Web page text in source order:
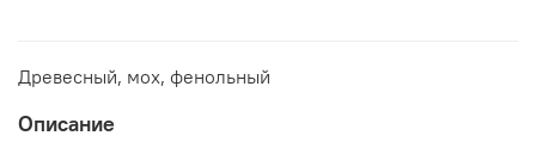
Древесный, мох, фенольный
Описание